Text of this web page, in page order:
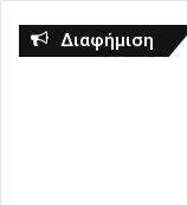
Διαφήμιση